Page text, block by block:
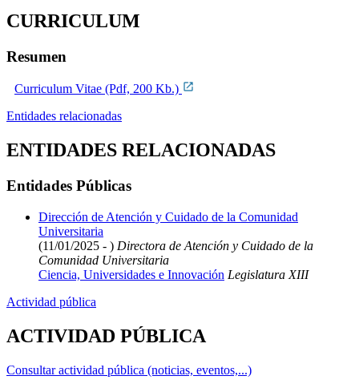
CURRICULUM
Resumen
Curriculum Vitae (Pdf, 200 Kb.)
Entidades relacionadas
ENTIDADES RELACIONADAS
Entidades Públicas
Dirección de Atención y Cuidado de la Comunidad
Universitaria
(11/01/2025 - ) Directora de Atención y Cuidado de la
Comunidad Universitaria
Ciencia, Universidades e Innovación Legislatura XIII
Actividad pública
ACTIVIDAD PÚBLICA
Consultar actividad pública (noticias, eventos,...)